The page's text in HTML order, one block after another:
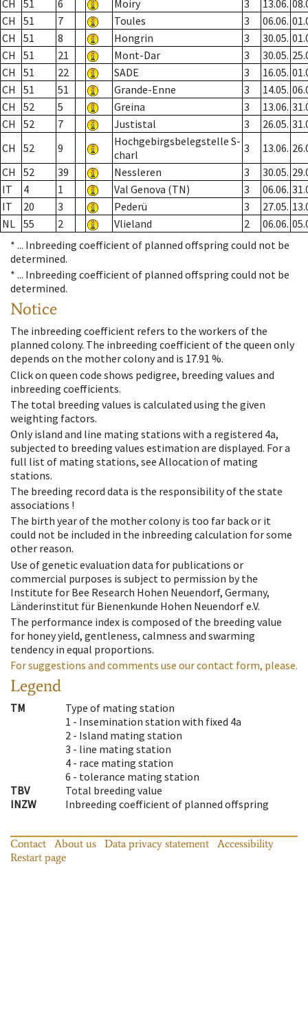
CH 51 6 Moiry 3 13.06.
CH
51 7 Toules 3 06.06.
CH
51 8 Hongrin 3 30.05.
CH
51 21 Mont-Dar 3 30.05.
CH
51 22 SADE 3 16.05.
CH
51 51 Grande-Enne 3 14.05.
CH
52 5 Greina 3 13.06.
CH
52 7 Justistal 3 26.05.
CH
52 9
Hochgebirgsbelegstelle S-
charl
3 13.06.
CH
52 39 Nessleren 3 30.05.
IT
4 1 Val Genova (TN) 3 06.06.
IT
20 3 Pederü 3 27.05.
NL 55 2 Vlieland 2 06.06.
* ... Inbreeding coefficient of planned offspring could not be
determined.
* ... Inbreeding coefficient of planned offspring could not be
determined.
Notice
The inbreeding coefficient refers to the workers of the
planned colony. The inbreeding coefficient of the queen only
depends on the mother colony and is 17.91 %.
Click on queen code shows pedigree, breeding values and
inbreeding coefficients.
The total breeding values is calculated using the given
weighting factors.
Only island and line mating stations with a registered 4a,
subjected to breeding values estimation are displayed. For a
full list of mating stations, see Allocation of mating
stations.
The breeding record data is the responsibility of the state
associations !
The birth year of the mother colony is too far back or it
could not be included in the inbreeding calculation for some
other reason.
Use of genetic evaluation data for publications or
commercial purposes is subject to permission by the
Institute for Bee Research Hohen Neuendorf, Germany,
Länderinstitut für Bienenkunde Hohen Neuendorf e.V.
The performance index is composed of the breeding value
for honey yield, gentleness, calmness and swarming
tendency in equal proportions.
For suggestions and comments use our contact form, please.
Legend
TM
Type of mating station
1 - Insemination station with fixed 4a
2 - Island mating station
3 - line mating station
4 - race mating station
6 - tolerance mating station
TBV
Total breeding value
INZW
Inbreeding coefficient of planned offspring
Contact About us Data privacy statement
Accessibility
Restart page